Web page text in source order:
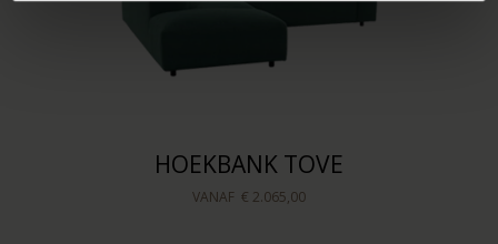
HOEKBANK TOVE
VANAF € 2.065,00